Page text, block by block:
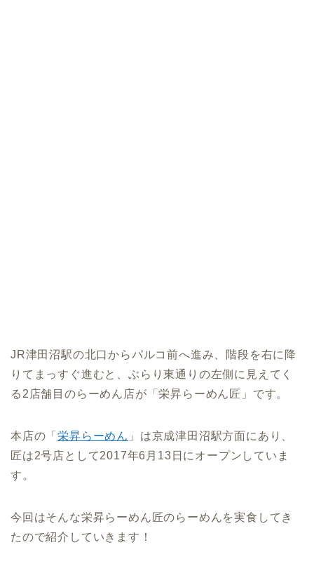
JR津田沼駅の北口からパルコ前へ進み、階段を右に降
りてまっすぐ進むと、ぶらり東通りの左側に見えてく
る2店舗目のらーめん店が「栄昇らーめん匠」です。
本店の「栄昇らーめん 」は京成津田沼駅方面にあり、
匠は2号店として2017年6月13日にオープンしていま
す。
今回はそんな栄昇らーめん匠のらーめんを実食してき
たので紹介していきます！